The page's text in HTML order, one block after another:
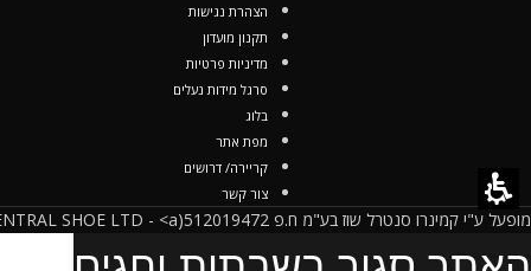
הצהרת נגישות
תקנון מועדון
מדיניות פרטיות
סרגל מידות נעלים
בלוג
מפת אתר
קריירה/ דרושים
צור קשר
מופעל ע"י קמינרו סנטרל שוז בע"מ ח.פ 512019472(CAMINARO CENTRAL SHOE LTD - <a